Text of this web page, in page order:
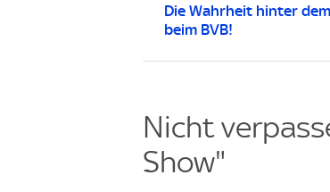
Die Wahrheit hinter
beim BVB!
Nicht
Show"